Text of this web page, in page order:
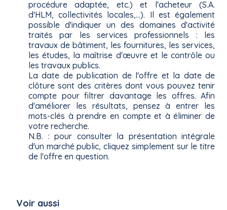
procédure adaptée, etc.) et l'acheteur (S.A.
d'HLM, collectivités locales,...). Il est également
possible d'indiquer un des domaines d'activité
traités par les services professionnels : les
travaux de bâtiment, les fournitures, les services,
les études, la maîtrise d'œuvre et le contrôle ou
les travaux publics.
La date de publication de l'offre et la date de
clôture sont des critères dont vous pouvez tenir
compte pour filtrer davantage les offres. Afin
d'améliorer les résultats, pensez à entrer les
mots-clés à prendre en compte et à éliminer de
votre recherche.
N.B. : pour consulter la présentation intégrale
d'un marché public, cliquez simplement sur le titre
de l'offre en question.
Voir aussi